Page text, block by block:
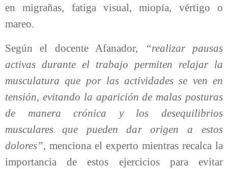
en migrañas, fatiga visual, miopía, vértigo o
mareo.
Según el docente Afanador,
“realizar pausas
activas durante el trabajo permiten relajar la
musculatura que por las actividades se ven en
tensión, evitando la aparición de malas posturas
de manera crónica y los desequilibrios
musculares que pueden dar origen a estos
dolores”, menciona el experto mientras recalca la
importancia de estos ejercicios para evitar